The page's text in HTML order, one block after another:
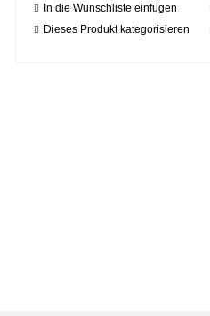
In die Wunschliste einfügen
Dieses Produkt kategorisieren